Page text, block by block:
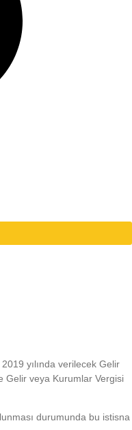
yılında verilecek Gelir
Gelir veya Kurumlar Vergisi
durumunda bu istisna